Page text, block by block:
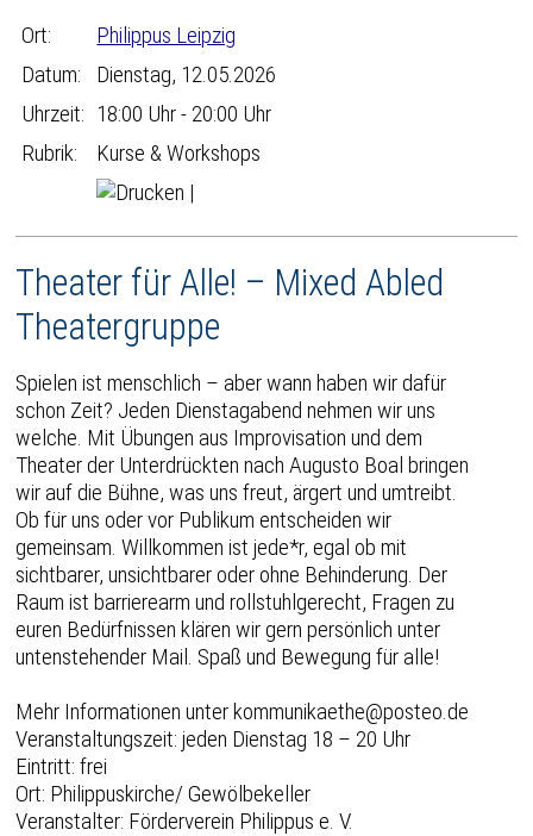
Ort:
Philippus Leipzig
Datum:
Dienstag, 12.05.2026
Uhrzeit: 18:00 Uhr - 20:00 Uhr
Rubrik:
Kurse & Workshops
|
Theater für Alle! – Mixed Abled
Theatergruppe
Spielen ist menschlich – aber wann haben wir dafür
schon Zeit? Jeden Dienstagabend nehmen wir uns
welche. Mit Übungen aus Improvisation und dem
Theater der Unterdrückten nach Augusto Boal bringen
wir auf die Bühne, was uns freut, ärgert und umtreibt.
Ob für uns oder vor Publikum entscheiden wir
gemeinsam. Willkommen ist jede*r, egal ob mit
sichtbarer, unsichtbarer oder ohne Behinderung. Der
Raum ist barrierearm und rollstuhlgerecht, Fragen zu
euren Bedürfnissen klären wir gern persönlich unter
untenstehender Mail. Spaß und Bewegung für alle!
Mehr Informationen unter kommunikaethe@posteo.de
Veranstaltungszeit: jeden Dienstag 18 – 20 Uhr
Eintritt: frei
Ort: Philippuskirche/ Gewölbekeller
Veranstalter: Förderverein Philippus e. V.